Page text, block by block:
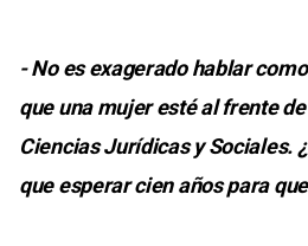
- No es exagerado hablar
que una mujer esté al frente
Ciencias Jurídicas y Sociales.
que esperar cien años para